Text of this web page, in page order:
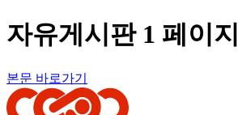
자유게시판 1 페이지
본문 바로가기